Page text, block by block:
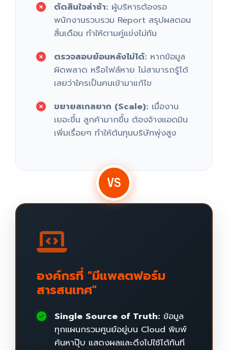
ตัดสินใจล่าช้า: ผู้บริหารต้องรอ
พนักงานรวบรวม Report สรุปผลตอน
สิ้นเดือน ทำให้ตามคู่แข่งไม่ทัน
ตรวจสอบย้อนหลังไม่ได้: หากข้อมูล
ผิดพลาด หรือไฟล์หาย ไม่สามารถรู้ได้
เลยว่าใครเป็นคนเข้ามาแก้ไข
ขยายสเกลยาก (Scale): เมื่องาน
เยอะขึ้น ลูกค้ามากขึ้น ต้องจ้างแอดมิน
เพิ่มเรื่อยๆ ทำให้ต้นทุนบริษัทพุ่งสูง
VS
องค์กรที่ "มีแพลตฟอร์ม
สารสนเทศ"
Single Source of Truth: ข้อมูล
ทุกแผนกรวมศูนย์อยู่บน Cloud พิมพ์
ค้นหาปุ๊บ แสดงผลและดึงไปใช้ได้ทันที